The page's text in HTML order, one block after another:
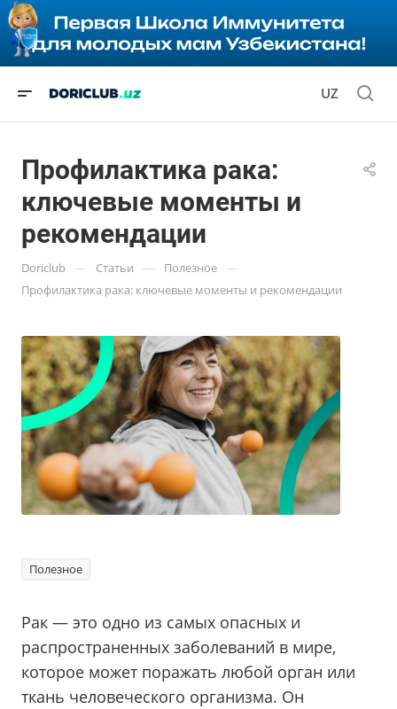
UZ
Профилактика рака:
ключевые моменты и
рекомендации
Doriclub — Статьи — Полезное —
Профилактика рака: ключевые моменты и рекомендации
Полезное
Рак — это одно из самых опасных и
распространенных заболеваний в мире,
которое может поражать любой орган или
ткань человеческого организма. Он